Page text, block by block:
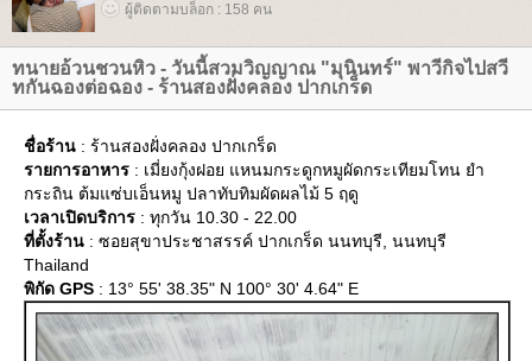
ผู้ติดตามบล็อก : 158 คน
ทนายอ้วนชวนหิว - วันนี้สวมวิญญาณ "มุนินทร์" พาวีกิจไปสวี
ทกันฉองต่อฉอง - ร้านสองฝั่งคลอง ปากเกร็ด
ชื่อร้าน : ร้านสองฝั่งคลอง ปากเกร็ด
รายการอาหาร : เมี่ยงกุ้งฝอย แหนมกระดูกหมูผัดกระเทียมโทน ยำ
กระถิน ต้มแซ่บเอ็นหมู ปลาทับทิมผัดผลไม้ 5 ฤดู
เวลาเปิดบริการ : ทุกวัน 10.30 - 22.00
ที่ตั้งร้าน : ซอยสุขาประชาสรรค์ ปากเกร็ด นนทบุรี, นนทบุรี
Thailand
พิกัด GPS : 13° 55' 38.35" N 100° 30' 4.64" E